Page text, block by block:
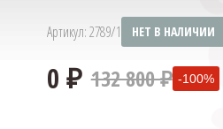
Артикул: 2789/1 НЕТ В НАЛИЧИИ
132 800 ₽ -100%